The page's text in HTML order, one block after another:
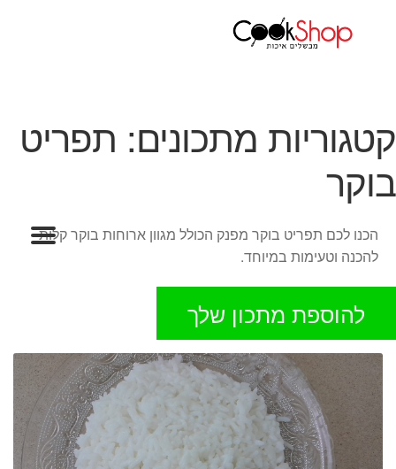
סירים
מחבתות
כלי הגשה ואירוח
גאדג'טס וכלי מטבח
אחסון למטבח
סכינים
אפייה
קפה ותה
גיפט קארד
כלי בית
המותגים שלנו
חגים
מתנות לחנוכת בית
עמוד הבית קטגוריות מתכונים
קטגוריות מתכונים: תפריט
בוקר
הכנו לכם תפריט בוקר מפנק הכולל מגוון ארוחות בוקר קלות
להכנה וטעימות במיוחד.
להוספת מתכון שלך